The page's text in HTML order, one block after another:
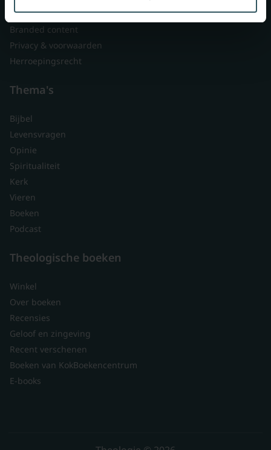
Contact
Branded content
Privacy & voorwaarden
Herroepingsrecht
Thema's
Bijbel
Levensvragen
Opinie
Spiritualiteit
Kerk
Vieren
Boeken
Podcast
Theologische boeken
Winkel
Over boeken
Recensies
Geloof en zingeving
Recent verschenen
Boeken van KokBoekencentrum
E-books